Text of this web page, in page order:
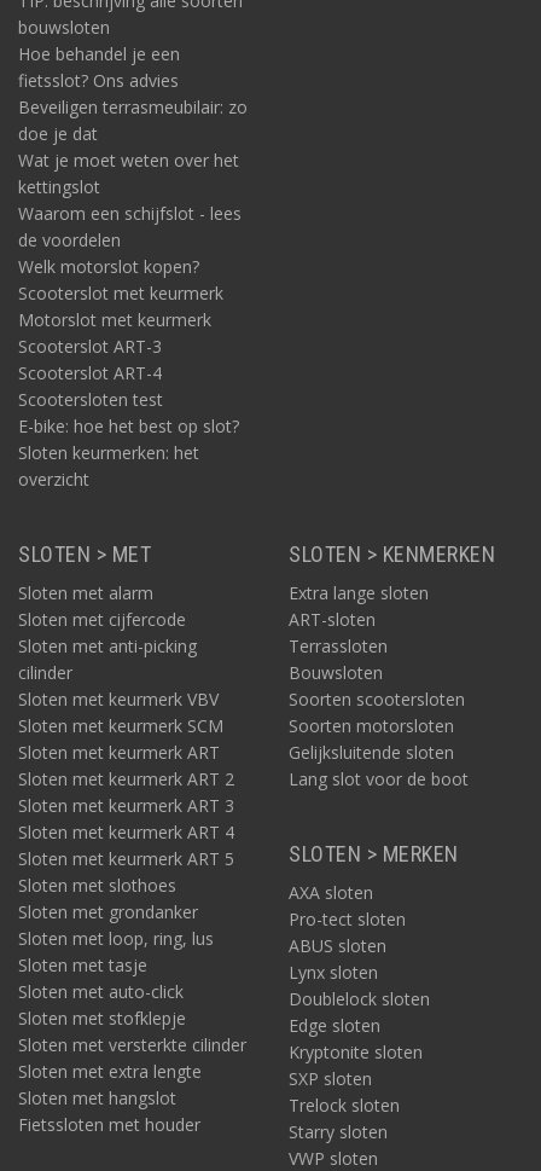
bouwsloten
Hoe behandel je een
fietsslot? Ons advies
Beveiligen terrasmeubilair: zo
doe je dat
Wat je moet weten over het
kettingslot
Waarom een schijfslot - lees
de voordelen
Welk motorslot kopen?
Scooterslot met keurmerk
Motorslot met keurmerk
Scooterslot ART-3
Scooterslot ART-4
Scootersloten test
E-bike: hoe het best op slot?
Sloten keurmerken: het
overzicht
SLOTEN > MET
Sloten met alarm
Sloten met cijfercode
Sloten met anti-picking
cilinder
Sloten met keurmerk VBV
Sloten met keurmerk SCM
Sloten met keurmerk ART
Sloten met keurmerk ART 2
Sloten met keurmerk ART 3
Sloten met keurmerk ART 4
Sloten met keurmerk ART 5
Sloten met slothoes
Sloten met grondanker
Sloten met loop, ring, lus
Sloten met tasje
Sloten met auto-click
Sloten met stofklepje
Sloten met versterkte cilinder
Sloten met extra lengte
Sloten met hangslot
Fietssloten met houder
SLOTEN > KENMERKEN
Extra lange sloten
ART-sloten
Terrassloten
Bouwsloten
Soorten scootersloten
Soorten motorsloten
Gelijksluitende sloten
Lang slot voor de boot
SLOTEN > MERKEN
AXA sloten
Pro-tect sloten
ABUS sloten
Lynx sloten
Doublelock sloten
Edge sloten
Kryptonite sloten
SXP sloten
Trelock sloten
Starry sloten
VWP sloten